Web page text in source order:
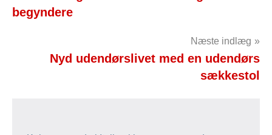
begyndere
Næste indlæg
Nyd udendørslivet med en udendørs
sækkestol